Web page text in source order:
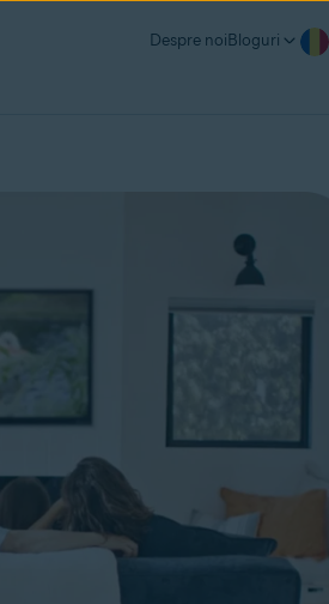
Despre noiBloguri